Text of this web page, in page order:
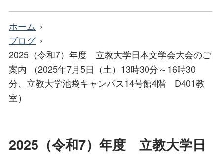
ホーム
ブログ
2025（令和7）年度 立教大学日本文学会大会のご
案内 （2025年7月5日（土）13時30分～16時30
分、立教大学池袋キャンパス14号館4階 D401教
室）
2025（令和7）年度 立教大学日